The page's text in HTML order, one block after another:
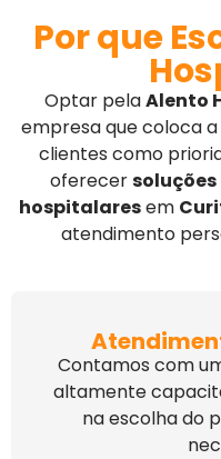
Por que
Optar pelaAlento
empresa que coloca a
clientes como
oferecer
hospitalaresem
atendimento
Contamos com
altamente
na escolha do